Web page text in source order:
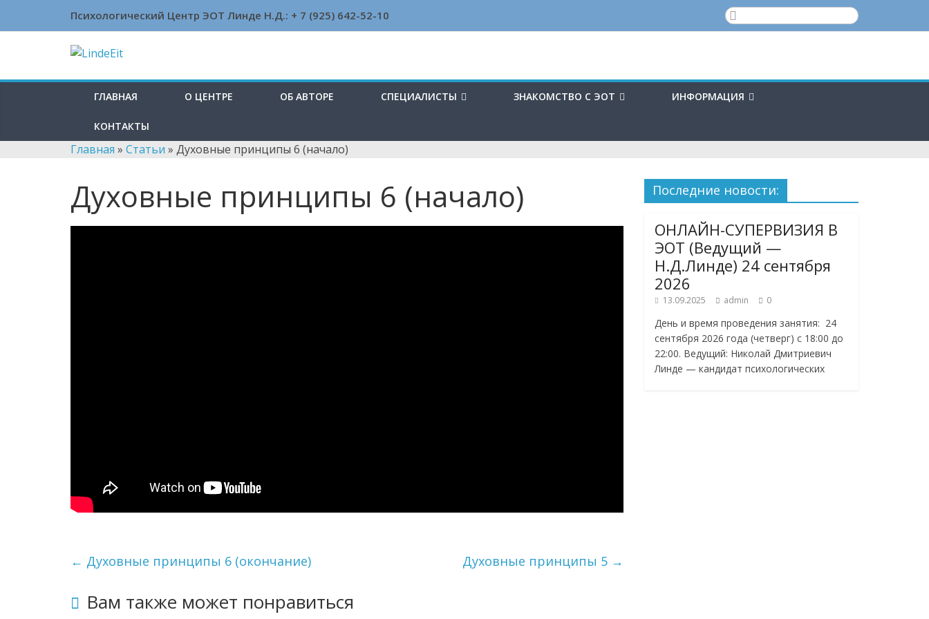
Психологический Центр ЭОТ Линде Н.Д.: + 7 (925) 642-52-10
LindeEit
LindeEitГЛАВНАЯ О ЦЕНТРЕ ОБ АВТОРЕ СПЕЦИАЛИСТЫ ЗНАКОМСТВО С ЭОТ ИНФОРМАЦИЯ
КОНТАКТЫ
Главная » Статьи » Духовные принципы 6 (начало)
Духовные принципы 6 (начало)
← Духовные принципы 6 (окончание) Духовные принципы 5 →
Вам также может понравиться
Последние новости:
ОНЛАЙН-СУПЕРВИЗИЯ В
ЭОТ (Ведущий —
Н.Д.Линде) 24 сентября
2026
13.09.2025 admin 0
День и время проведения занятия: 24
сентября 2026 года (четверг) с 18:00 до
22:00. Ведущий: Николай Дмитриевич
Линде — кандидат психологических